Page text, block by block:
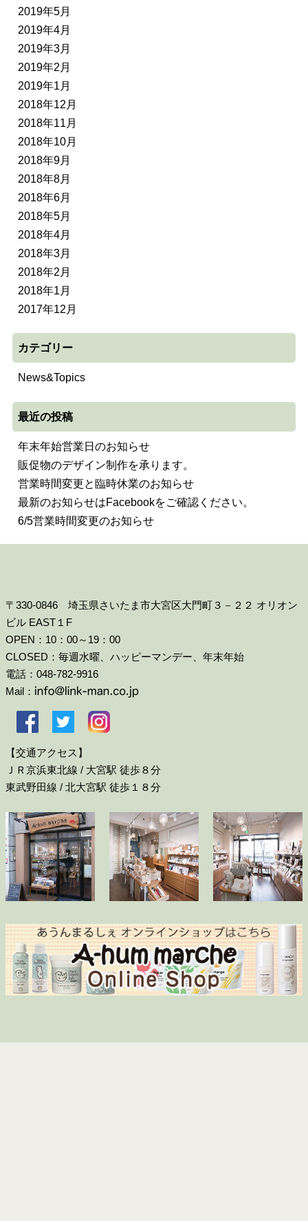
2019年5月
2019年4月
2019年3月
2019年2月
2019年1月
2018年12月
2018年11月
2018年10月
2018年9月
2018年8月
2018年6月
2018年5月
2018年4月
2018年3月
2018年2月
2018年1月
2017年12月
カテゴリー
News&Topics
最近の投稿
年末年始営業日のお知らせ
販促物のデザイン制作を承ります。
営業時間変更と臨時休業のお知らせ
最新のお知らせはFacebookをご確認ください。
6/5営業時間変更のお知らせ
〒330-0846 埼玉県さいたま市大宮区大門町３－２２ オリオン
ビル EAST１F
OPEN：10：00～19：00
CLOSED：毎週水曜、ハッピーマンデー、年末年始
電話：048-782-9916
Mail：
【交通アクセス】
ＪＲ京浜東北線 / 大宮駅 徒歩８分
東武野田線 / 北大宮駅 徒歩１８分